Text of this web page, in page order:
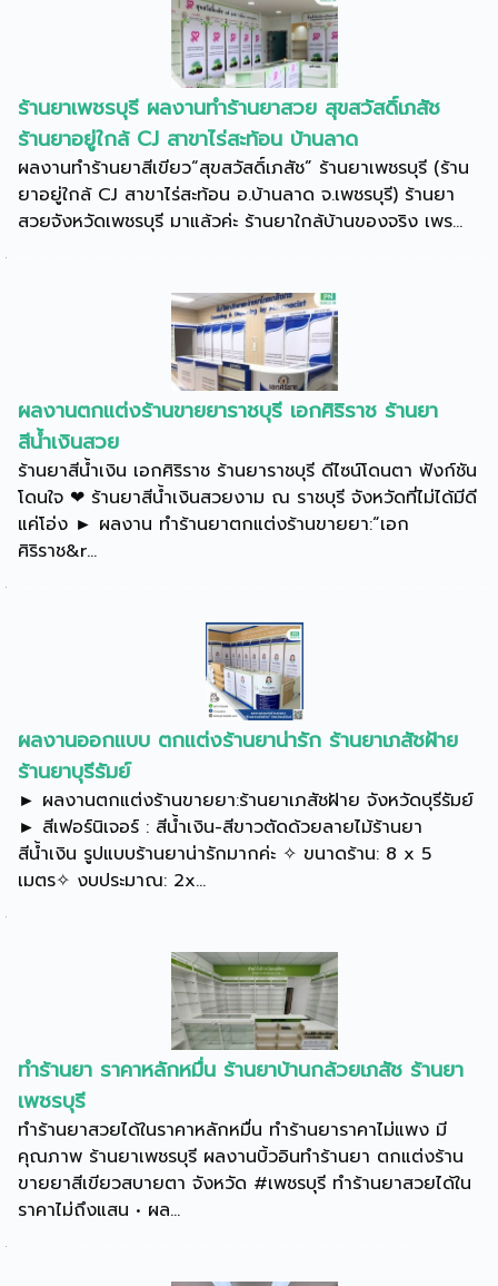
ร้านยาเพชรบุรี ผลงานทำร้านยาสวย สุขสวัสดิ์เภสัช
ร้านยาอยู่ใกล้ CJ สาขาไร่สะท้อน บ้านลาด
ผลงานทำร้านยาสีเขียว“สุขสวัสดิ์เภสัช” ร้านยาเพชรบุรี (ร้าน
ยาอยู่ใกล้ CJ สาขาไร่สะท้อน อ.บ้านลาด จ.เพชรบุรี) ร้านยา
สวยจังหวัดเพชรบุรี มาแล้วค่ะ ร้านยาใกล้บ้านของจริง เพร...
ผลงานตกแต่งร้านขายยาราชบุรี เอกศิริราช ร้านยา
สีน้ำเงินสวย
ร้านยาสีน้ำเงิน เอกศิริราช ร้านยาราชบุรี ดีไซน์โดนตา ฟังก์ชัน
โดนใจ ❤ ร้านยาสีน้ำเงินสวยงาม ณ ราชบุรี จังหวัดที่ไม่ได้มีดี
แค่โอ่ง ► ผลงาน ทำร้านยาตกแต่งร้านขายยา:“เอก
ศิริราช&r...
ผลงานออกแบบ ตกแต่งร้านยาน่ารัก ร้านยาเภสัชฝ้าย
ร้านยาบุรีรัมย์
► ผลงานตกแต่งร้านขายยา:ร้านยาเภสัชฝ้าย จังหวัดบุรีรัมย์
► สีเฟอร์นิเจอร์ : สีน้ำเงิน-สีขาวตัดด้วยลายไม้ร้านยา
สีน้ำเงิน รูปแบบร้านยาน่ารักมากค่ะ ✧ ขนาดร้าน: 8 x 5
เมตร✧ งบประมาณ: 2x...
ทำร้านยา ราคาหลักหมื่น ร้านยาบ้านกล้วยเภสัช ร้านยา
เพชรบุรี
ทำร้านยาสวยได้ในราคาหลักหมื่น ทำร้านยาราคาไม่แพง มี
คุณภาพ ร้านยาเพชรบุรี ผลงานบิ้วอินทำร้านยา ตกแต่งร้าน
ขายยาสีเขียวสบายตา จังหวัด #เพชรบุรี ทำร้านยาสวยได้ใน
ราคาไม่ถึงแสน • ผล...